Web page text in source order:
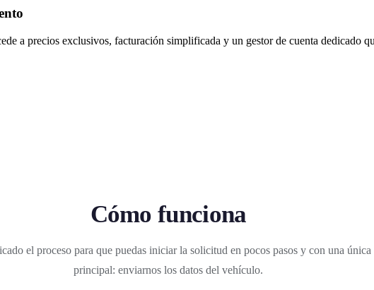
a precios exclusivos, facturación simplificada y un gestor de cuenta dedicado
Cómo funciona
el proceso para que puedas iniciar la solicitud en pocos pasos y con una única
principal: enviarnos los datos del vehículo.